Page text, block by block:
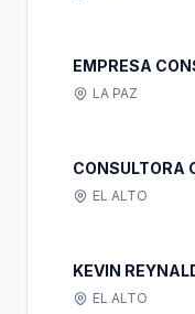
EMPRESA
LA PAZ
CONSULTORA
EL ALTO
KEVIN
EL ALTO